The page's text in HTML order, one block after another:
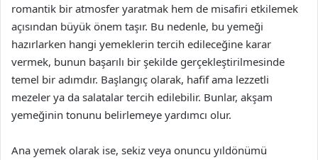
romantik bir atmosfer yaratmak hem de misafiri etkilemek
açısından büyük önem taşır. Bu nedenle, bu yemeği
hazırlarken hangi yemeklerin tercih edileceğine karar
vermek, bunun başarılı bir şekilde gerçekleştirilmesinde
temel bir adımdır. Başlangıç olarak, hafif ama lezzetli
mezeler ya da salatalar tercih edilebilir. Bunlar, akşam
yemeğinin tonunu belirlemeye yardımcı olur.
Ana yemek olarak ise, sekiz veya onuncu yıldönümü